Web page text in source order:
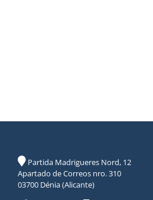
Partida Madrigueres Nord, 12
Apartado de Correos nro. 310
03700 Dénia (Alicante)